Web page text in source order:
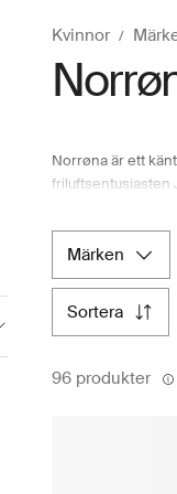
Kvinnor
Norrøna är ett
friluftsentusiasten
bara skydd, den
dam består av
Jørgens första
första
än nittio år är
Varumärket
Välkommen till
märken
sortera
96 produkter